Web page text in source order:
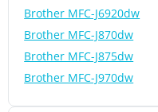
Brother MFC-J6920dw
Brother MFC-J870dw
Brother MFC-J875dw
Brother MFC-J970dw